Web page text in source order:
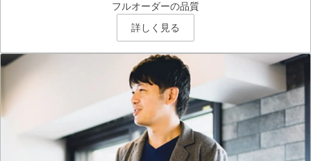
フルオーダーの品質
詳しく見る